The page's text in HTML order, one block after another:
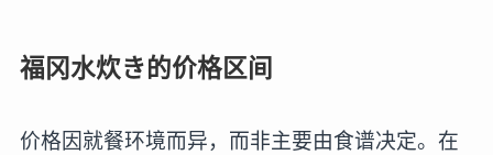
福冈水炊き的价格区间
价格因就餐环境而异，而非主要由食谱决定。在